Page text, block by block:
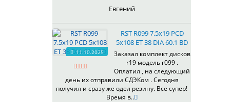
438
503
505
508
511
Евгений
11.10.2025
RST R099 7.5x19 PCD
5x108 ET 38 DIA 60.1 BD
Заказал комплект дисков
r19 модель r099 .
Оплатил , на следующий
день их отправили СДЭКом . Сегодня
получил и сразу же одел резину. Всё супер!
Время в..